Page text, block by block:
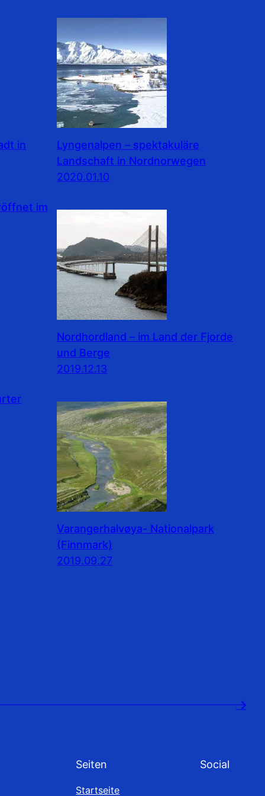
in
Lyngenalpen – spektakuläre
Landschaft in Nordnorwegen
2020.01.10
im
Nordhordland – im Land der Fjorde
und Berge
2019.12.13
Varangerhalvøya- Nationalpark
(Finnmark)
2019.09.27
→
Seiten
Startseite
Social